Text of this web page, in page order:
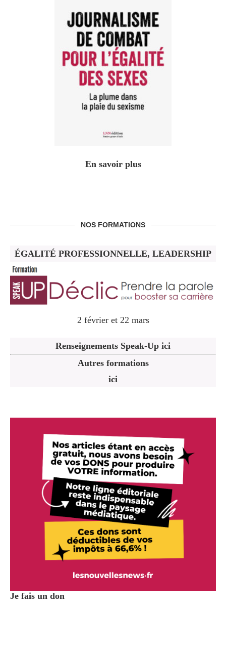
En savoir plus
NOS FORMATIONS
ÉGALITÉ PROFESSIONNELLE, LEADERSHIP
2 février et 22 mars
Renseignements Speak-Up ici
Autres formations
ici
Je fais un don